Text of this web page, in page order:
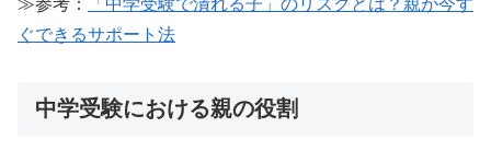
≫参考：
「中学受験で潰れる子」のリスクとは？親が今す
ぐできるサポート法
中学受験における親の役割